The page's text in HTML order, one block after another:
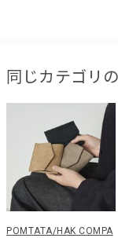
同じカテゴリ
POMTATA/HAK COMPA